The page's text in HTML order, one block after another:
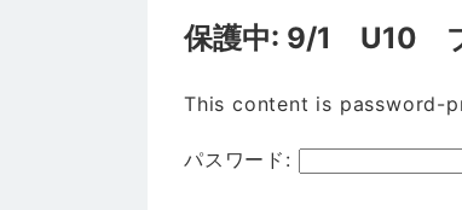
保護中: 9/1 U10
This content is password-
パスワード: